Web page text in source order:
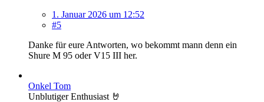
1. Januar 2026 um 12:52
#5
Danke für eure Antworten, wo bekommt mann denn ein
Shure M 95 oder V15 III her.
Onkel Tom
Unblutiger Enthusiast 🤘